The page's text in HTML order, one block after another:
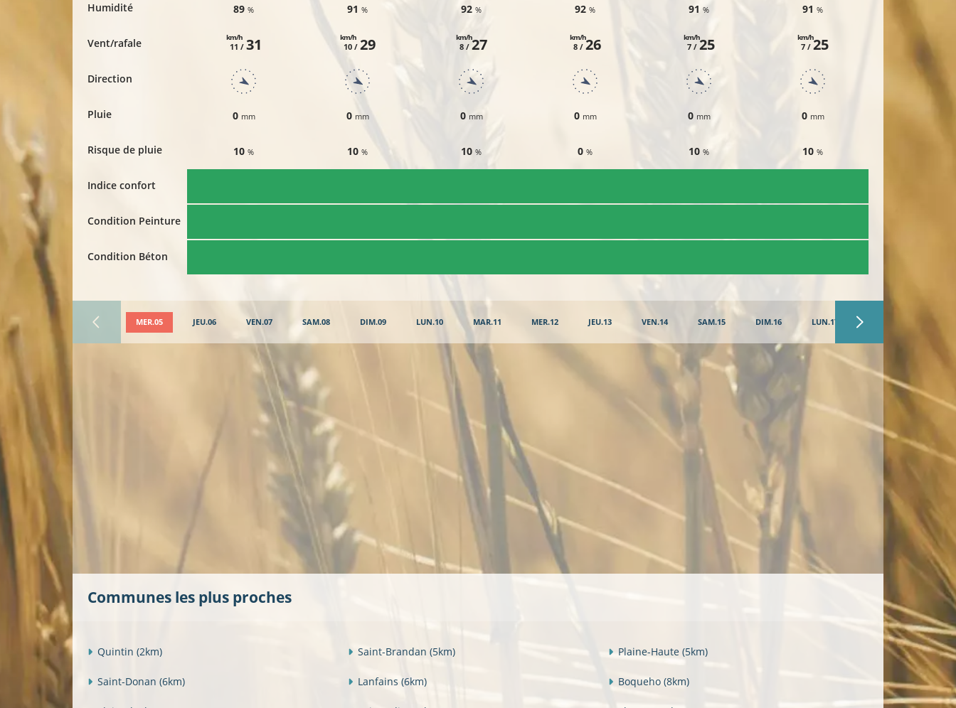
Humidité
Vent/rafale
Direction
Pluie
Risque de pluie
Indice confort
Condition Peinture
Condition Béton
89%
11 /
km/h 31
0 mm
10%
91%
10 /
km/h 29
0 mm
10%
92%
8 /
km/h27
0 mm
10%
92%
8 /
km/h26
0 mm
0%
91%
7 /
km/h25
0 mm
10%
91%
7 /
km/h25
0 mm
10%
25
MER.05 JEU.06 VEN.07 SAM.08 DIM.09 LUN.10 MAR.11 MER.12 JEU.13 VEN.14 SAM.15 DIM.16 LUN.17
Communes les plus proches
Quintin (2km) Saint-Brandan (5km) Plaine-Haute (5km)
Saint-Donan (6km) Lanfains (6km) Boqueho (8km)